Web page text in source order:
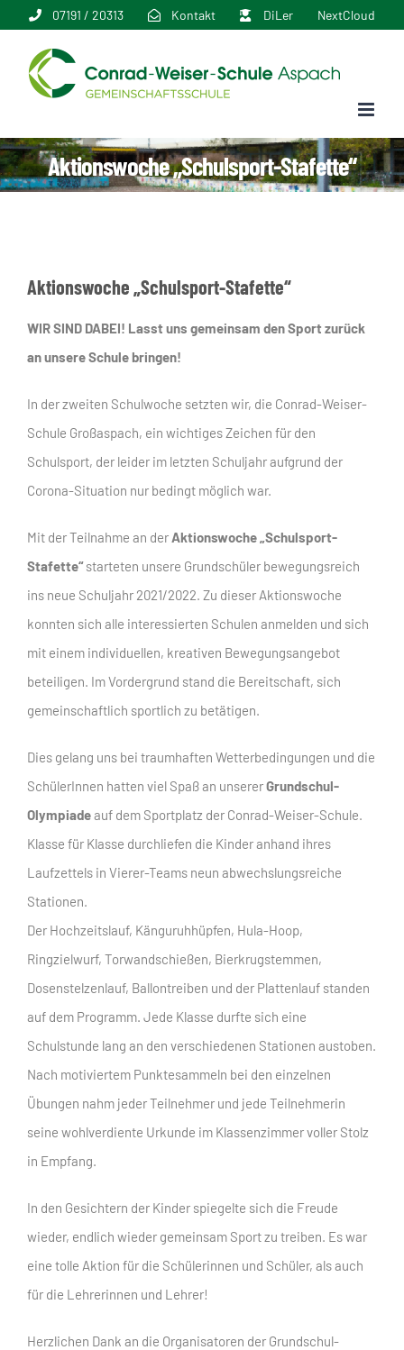
springen
07191 / 20313 Kontakt DiLer NextCloud
Aktionswoche „Schulsport-Stafette“
Aktionswoche „Schulsport-Stafette“
WIR SIND DABEI! Lasst uns gemeinsam den Sport zurück
an unsere Schule bringen!
In der zweiten Schulwoche setzten wir, die Conrad-Weiser-
Schule Großaspach, ein wichtiges Zeichen für den
Schulsport, der leider im letzten Schuljahr aufgrund der
Corona-Situation nur bedingt möglich war.
Mit der Teilnahme an derAktionswoche „Schulsport-
Stafette“starteten unsere Grundschüler bewegungsreich
ins neue Schuljahr 2021/2022. Zu dieser Aktionswoche
konnten sich alle interessierten Schulen anmelden und sich
mit einem individuellen, kreativen Bewegungsangebot
beteiligen. Im Vordergrund stand die Bereitschaft, sich
gemeinschaftlich sportlich zu betätigen.
Dies gelang uns bei traumhaften Wetterbedingungen und die
SchülerInnen hatten viel Spaß an unsererGrundschul-
Olympiadeauf dem Sportplatz der Conrad-Weiser-Schule.
Klasse für Klasse durchliefen die Kinder anhand ihres
Laufzettels in Vierer-Teams neun abwechslungsreiche
Stationen.
Der Hochzeitslauf, Känguruhhüpfen, Hula-Hoop,
Ringzielwurf, Torwandschießen, Bierkrugstemmen,
Dosenstelzenlauf, Ballontreiben und der Plattenlauf standen
auf dem Programm. Jede Klasse durfte sich eine
Schulstunde lang an den verschiedenen Stationen austoben.
Nach motiviertem Punktesammeln bei den einzelnen
Übungen nahm jeder Teilnehmer und jede Teilnehmerin
seine wohlverdiente Urkunde im Klassenzimmer voller Stolz
in Empfang.
In den Gesichtern der Kinder spiegelte sich die Freude
wieder, endlich wieder gemeinsam Sport zu treiben. Es war
eine tolle Aktion für die Schülerinnen und Schüler, als auch
für die Lehrerinnen und Lehrer!
Herzlichen Dank an die Organisatoren der Grundschul-